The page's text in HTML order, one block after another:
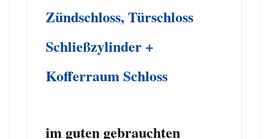
Zündschloss, Türschloss
Schließzylinder +
Kofferraum Schloss
im guten gebrauchten